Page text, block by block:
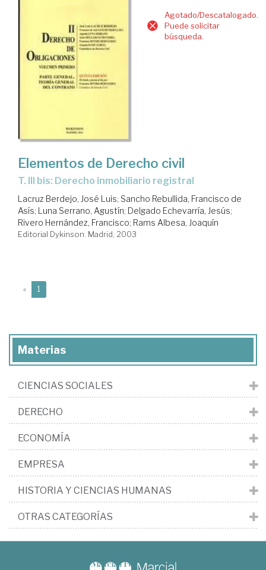
Agotado/Descatalogado.
Puede solicitar
búsqueda.
Elementos de Derecho civil
T. III bis: Derecho inmobiliario registral
Lacruz Berdejo, José Luis; Sancho Rebullida, Francisco de
Asís; Luna Serrano, Agustín; Delgado Echevarría, Jesús;
Rivero Hernández, Francisco; Rams Albesa, Joaquín
Editorial Dykinson. Madrid, 2003
« 1
Materias
CIENCIAS SOCIALES
DERECHO
ECONOMÍA
EMPRESA
HISTORIA Y CIENCIAS HUMANAS
OTRAS CATEGORÍAS